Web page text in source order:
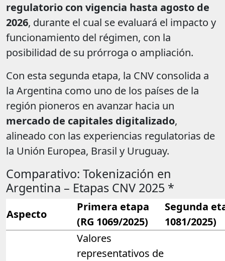
regulatorio con vigencia hasta agosto de
2026, durante el cual se evaluará el impacto y
funcionamiento del régimen, con la
posibilidad de su prórroga o ampliación.
Con esta segunda etapa, la CNV consolida a
la Argentina como uno de los países de la
región pioneros en avanzar hacia un
mercado de capitales digitalizado,
alineado con las experiencias regulatorias de
la Unión Europea, Brasil y Uruguay.
Comparativo: Tokenización en
Argentina – Etapas CNV 2025 *
Aspecto
Primera etapa
(RG 1069/2025)
Segunda
1081/2025)
Valores
representativos de